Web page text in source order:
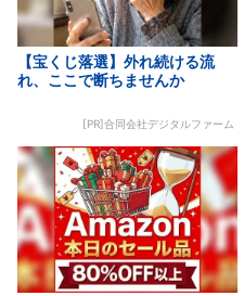
【宝くじ落選】外れ続ける流
れ、ここで断ちませんか
[PR]合同会社デジタルファーム